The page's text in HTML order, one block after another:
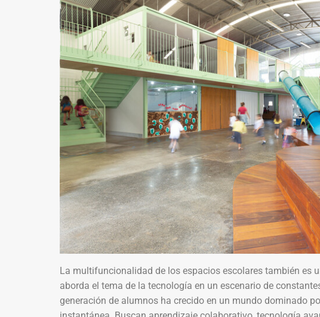
La multifuncionalidad de los espacios escolares también es
aborda el tema de la tecnología en un escenario de
generación de alumnos ha crecido en un mundo dominado